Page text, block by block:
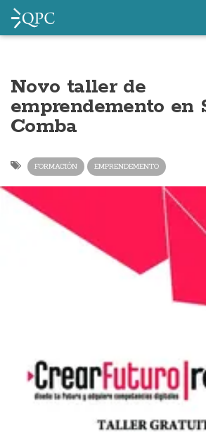
Novo taller de
emprendemento en
Comba
FORMACIÓN EMPRENDEMENTO